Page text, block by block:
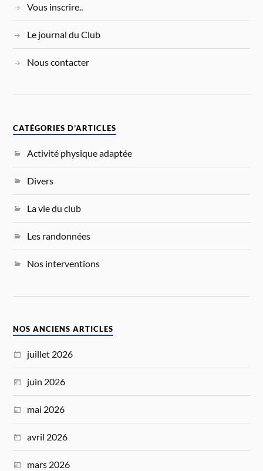
Vous inscrire..
Le journal du Club
Nous contacter
CATÉGORIES D’ARTICLES
Activité physique adaptée
Divers
La vie du club
Les randonnées
Nos interventions
NOS ANCIENS ARTICLES
juillet 2026
juin 2026
mai 2026
avril 2026
mars 2026